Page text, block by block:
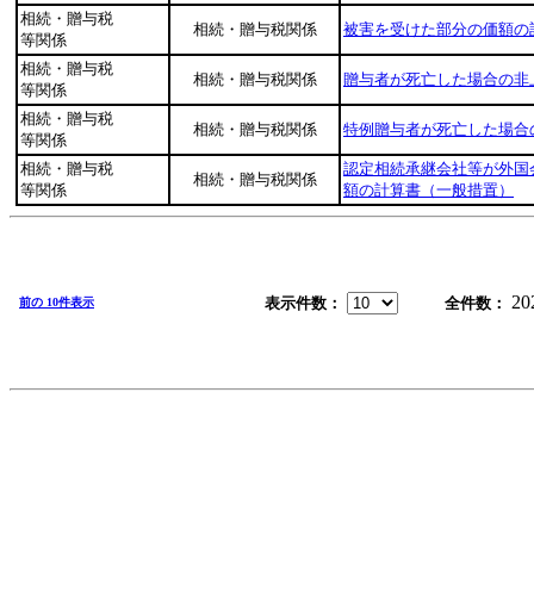
相続・贈与税
等関係
相続・贈与税関係 被害を受けた部分の価額
相続・贈与税
等関係
相続・贈与税関係 贈与者が死亡した場合の
相続・贈与税
等関係
相続・贈与税関係 特例贈与者が死亡した場
相続・贈与税
等関係
相続・贈与税関係
認定相続承継会社等が外
額の計算書（一般措置）
前の 10件表示 表示件数： 全件数：